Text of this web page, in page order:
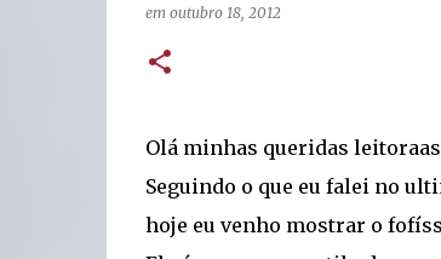
em outubro 18, 2012
Olá minhas queridas
Seguindo o que eu falei no
hoje eu venho mostrar o